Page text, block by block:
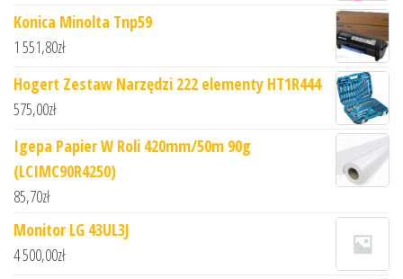
Konica Minolta Tnp59
1 551,80zł
Hogert Zestaw Narzędzi 222 elementy HT1R444
575,00zł
Igepa Papier W Roli 420mm/50m 90g
(LCIMC90R4250)
85,70zł
Monitor LG 43UL3J
4 500,00zł